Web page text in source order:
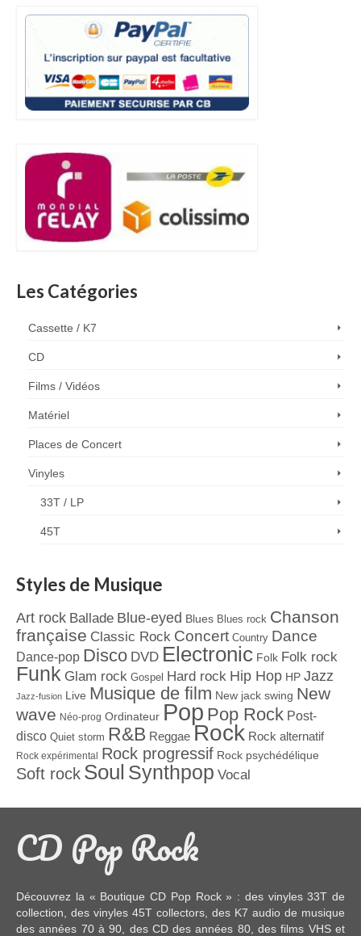
Les Catégories
Cassette / K7
CD
Films / Vidéos
Matériel
Places de Concert
Vinyles
33T / LP
45T
Styles de Musique
Art rock Ballade Blue-eyed Blues Blues rock Chanson
française Classic Rock Concert Country Dance
Dance-pop Disco DVD Electronic Folk Folk rock
Funk Glam rock Gospel Hard rock Hip Hop HP Jazz
Jazz-fusion Live Musique de film New jack swing New
wave Néo-prog Ordinateur Pop Pop Rock Post-
disco Quiet storm R&B Reggae Rock Rock alternatif
Rock expérimental Rock progressif Rock psychédélique
Soft rock Soul Synthpop Vocal
CD Pop Rock
Découvrez la « Boutique CD Pop Rock » : des vinyles 33T de
collection, des vinyles 45T collectors, des K7 audio de musique
des années 70 à 90, des CDdes années 80, desfilms VHS et